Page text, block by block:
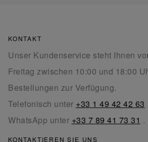
KONTAKT
Unser Kundenservice steht Ihnen
Freitag zwischen 10:00 und 18:00
Bestellungen zur Verfügung.
Telefonisch unter +33 1 49 42 42 63 .
WhatsApp unter +33 7 89 41 73 31 .
KONTAKTIEREN SIE UNS